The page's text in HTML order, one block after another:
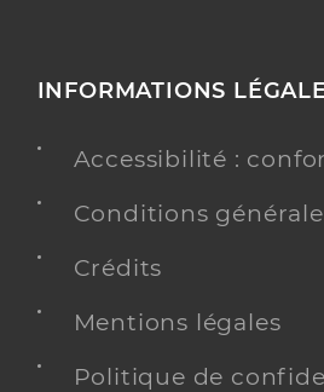
INFORMATIONS
Accessibilité :
Conditions
Crédits
Mentions légales
Politique de